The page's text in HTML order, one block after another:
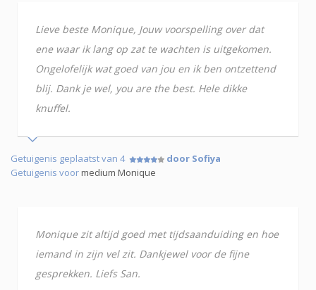
Lieve beste Monique, Jouw voorspelling over dat
ene waar ik lang op zat te wachten is uitgekomen.
Ongelofelijk wat goed van jou en ik ben ontzettend
blij. Dank je wel, you are the best. Hele dikke
knuffel.
Getuigenis geplaatst van 4
door Sofiya
Getuigenis voormedium Monique
Monique zit altijd goed met tijdsaanduiding en hoe
iemand in zijn vel zit. Dankjewel voor de fijne
gesprekken. Liefs San.